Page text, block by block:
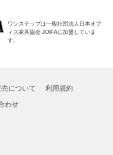
ワンステップは一般社団法人日本オフ
ィス家具協会 JOIFAに加盟していま
す。
について 利用規約
わせ